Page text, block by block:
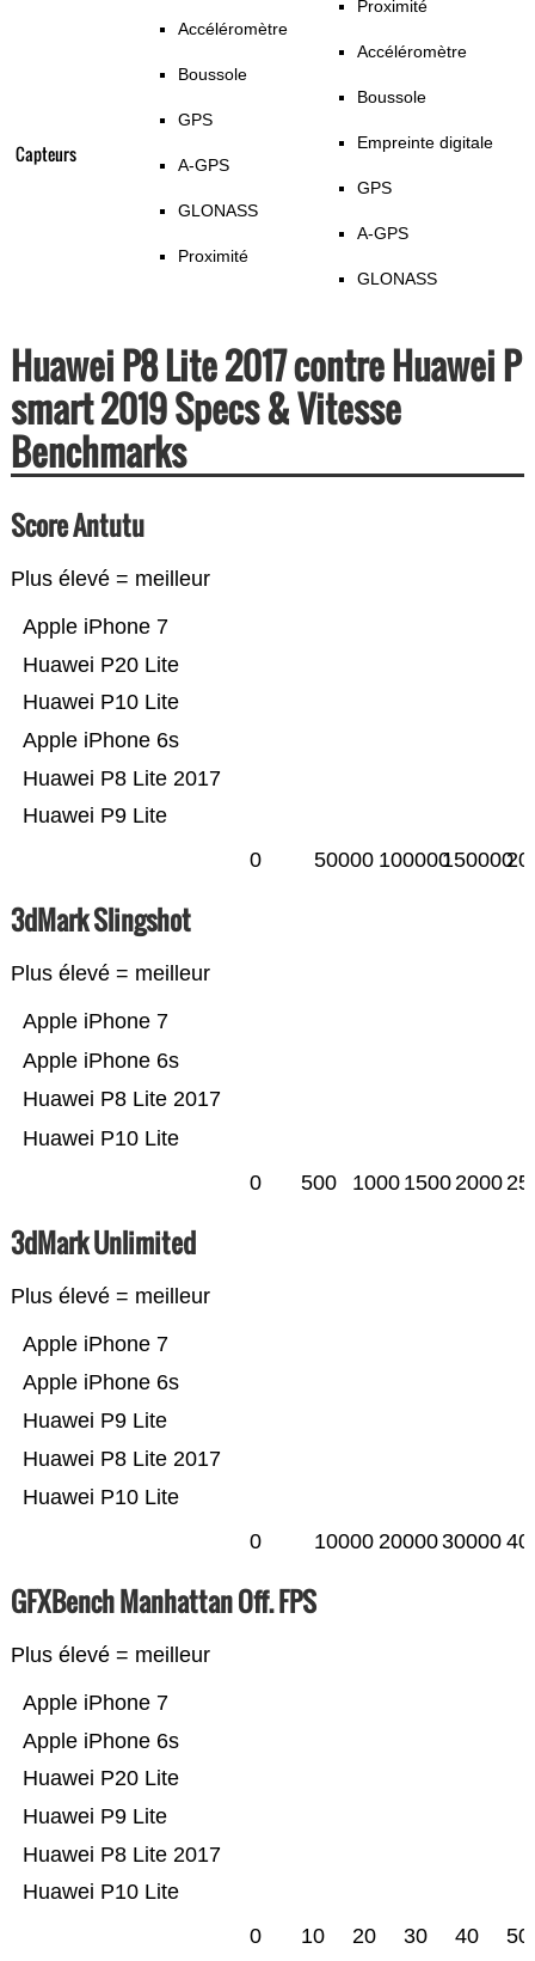
Capteurs
Accéléromètre
Boussole
GPS
A-GPS
GLONASS
Proximité
Proximité
Accéléromètre
Boussole
Empreinte digitale
GPS
A-GPS
GLONASS
Huawei P8 Lite 2017 contre Huawei P
smart 2019 Specs & Vitesse
Benchmarks
Score Antutu
Plus élevé = meilleur
Huawei P9 Lite
Huawei P8 Lite 2017
Apple iPhone 6s
Huawei P10 Lite
Huawei P20 Lite
Apple iPhone 7
0 50000 100000150000
3dMark Slingshot
Plus élevé = meilleur
Huawei P10 Lite
Huawei P8 Lite 2017
Apple iPhone 6s
Apple iPhone 7
0 500 1000 15002000
3dMark Unlimited
Plus élevé = meilleur
Huawei P10 Lite
Huawei P8 Lite 2017
Huawei P9 Lite
Apple iPhone 6s
Apple iPhone 7
0 10000 2000030000
GFXBench Manhattan Off. FPS
Plus élevé = meilleur
Huawei P10 Lite
Huawei P8 Lite 2017
Huawei P9 Lite
Huawei P20 Lite
Apple iPhone 6s
Apple iPhone 7
0 10 20 30 40 50